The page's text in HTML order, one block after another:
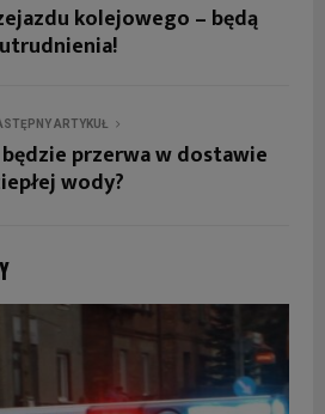
kolejowego – będą
utrudnienia!
ARTYKUŁ
przerwa w dostawie
wody?